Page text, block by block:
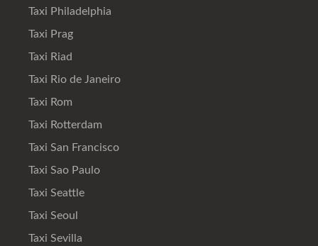
Taxi Philadelphia
Taxi Prag
Taxi Riad
Taxi Rio de Janeiro
Taxi Rom
Taxi Rotterdam
Taxi San Francisco
Taxi Sao Paulo
Taxi Seattle
Taxi Seoul
Taxi Sevilla